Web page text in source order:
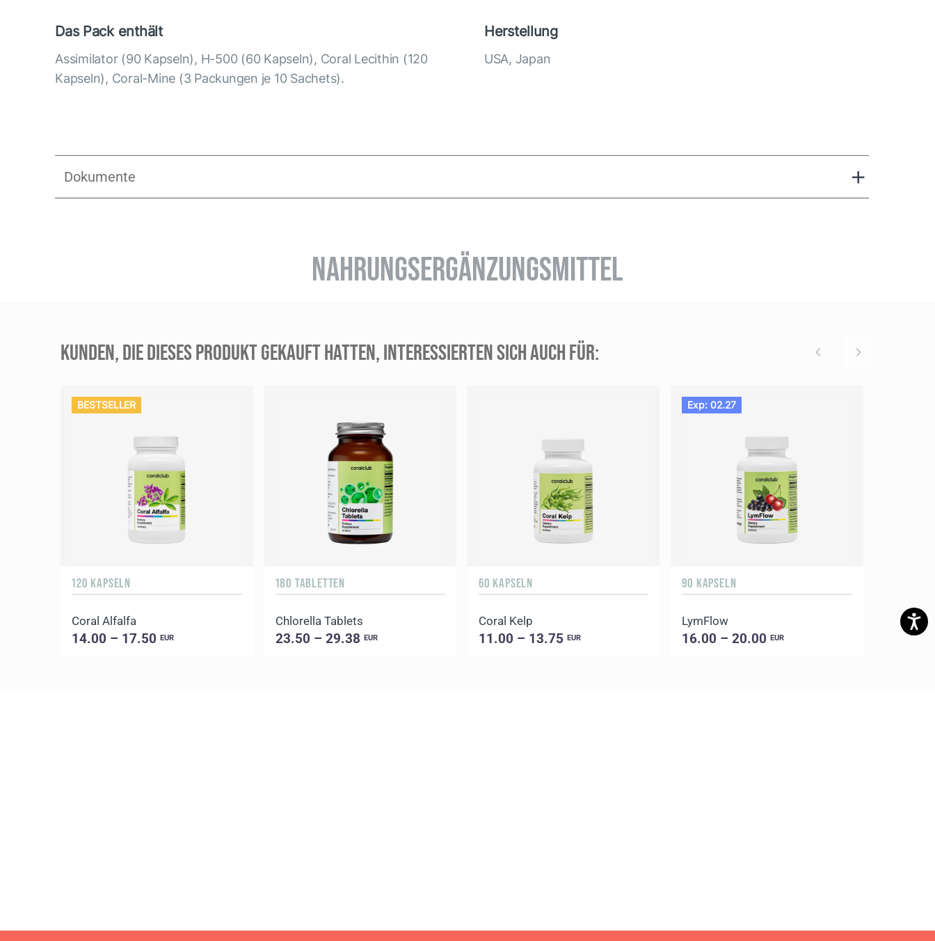
Das Pack enthält
Assimilator (90 Kapseln), H-500 (60 Kapseln), Coral Lecithin (120
Kapseln), Coral-Mine (3 Packungen je 10 Sachets).
Herstellung
USA, Japan
Dokumente
DE_Coral Detox_Detox Plus_Vertical Presentation_020426.pdf
NAHRUNGSERGÄNZUNGSMITTEL
KUNDEN, DIE DIESES PRODUKT GEKAUFT HATTEN, INTERESSIERTEN SICH AUCH FÜR:
BESTSELLER
120 KAPSELN
Coral Alfalfa
14.00 – 17.50EUR
180 TABLETTEN
Chlorella Tablets
23.50 – 29.38 EUR
60 KAPSELN
Coral Kelp
11.00 – 13.75 EUR
Exp: 02.27
90 KAPSELN
LymFlow
16.00 – 20.00EUR